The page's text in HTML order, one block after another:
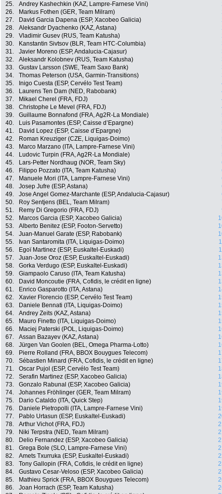
25.
Andrey Kashechkin (KAZ, Lampre-Farnese Vini)
26.
Markus Fothen (GER, Team Milram)
27.
David Garcia Dapena (ESP, Xacobeo Galicia)
28.
Aleksandr Dyachenko (KAZ, Astana)
29.
Vladimir Gusev (RUS, Team Katusha)
30.
Kanstantin Sivtsov (BLR, Team HTC-Columbia)
31.
Javier Moreno (ESP, Andalucia-Cajasur)
32.
Aleksandr Kolobnev (RUS, Team Katusha)
33.
Gustav Larsson (SWE, Team Saxo Bank)
34.
Thomas Peterson (USA, Garmin-Transitions)
35.
Inigo Cuesta (ESP, Cervélo Test Team)
36.
Laurens Ten Dam (NED, Rabobank)
37.
Mikael Cherel (FRA, FDJ)
38.
Christophe Le Mevel (FRA, FDJ)
39.
Guillaume Bonnafond (FRA, Ag2R-La Mondiale)
40.
Luis Pasamontes (ESP, Caisse d’Epargne)
41.
David Lopez (ESP, Caisse d’Epargne)
42.
Roman Kreuziger (CZE, Liquigas-Doimo)
43.
Marco Marzano (ITA, Lampre-Farnese Vini)
44.
Ludovic Turpin (FRA, Ag2R-La Mondiale)
45.
Lars-Petter Nordhaug (NOR, Team Sky)
46.
Filippo Pozzato (ITA, Team Katusha)
47.
Manuele Mori (ITA, Lampre-Farnese Vini)
48.
Josep Jufre (ESP, Astana)
49.
Jose Angel Gomez-Marchante (ESP, Andalucia-Cajasur)
50.
Roy Sentjens (BEL, Team Milram)
51.
Remy Di Gregorio (FRA, FDJ)
52.
Marcos Garcia (ESP, Xacobeo Galicia)
53.
Alberto Benitez (ESP, Footon-Servetto)
54.
Juan-Manuel Garate (ESP, Rabobank)
55.
Ivan Santaromita (ITA, Liquigas-Doimo)
56.
Egoï Martinez (ESP, Euskaltel-Euskadi)
57.
Juan-Jose Oroz (ESP, Euskaltel-Euskadi)
58.
Gorka Verdugo (ESP, Euskaltel-Euskadi)
59.
Giampaolo Caruso (ITA, Team Katusha)
60.
David Moncoutie (FRA, Cofidis, le crédit en ligne)
61.
Enrico Gasparotto (ITA, Astana)
62.
Xavier Florencio (ESP, Cervélo Test Team)
63.
Daniele Bennati (ITA, Liquigas-Doimo)
64.
Andrey Zeits (KAZ, Astana)
65.
Mauro Finetto (ITA, Liquigas-Doimo)
66.
Maciej Paterski (POL, Liquigas-Doimo)
67.
Assan Bazayev (KAZ, Astana)
68.
Jürgen Van Goolen (BEL, Omega Pharma-Lotto)
69.
Pierre Rolland (FRA, BBOX Bouygues Telecom)
70.
Sébastien Minard (FRA, Cofidis, le crédit en ligne)
71.
Oscar Pujol (ESP, Cervélo Test Team)
72.
Serafin Martinez (ESP, Xacobeo Galicia)
73.
Gonzalo Rabunal (ESP, Xacobeo Galicia)
74.
Johannes Fröhlinger (GER, Team Milram)
75.
Dario Cataldo (ITA, Quick Step)
76.
Daniele Pietropolli (ITA, Lampre-Farnese Vini)
77.
Pablo Urtasun (ESP, Euskaltel-Euskadi)
78.
Arthur Vichot (FRA, FDJ)
79.
Niki Terpstra (NED, Team Milram)
80.
Delio Fernandez (ESP, Xacobeo Galicia)
81.
Grega Bole (SLO, Lampre-Farnese Vini)
82.
Amets Txurruka (ESP, Euskaltel-Euskadi)
83.
Tony Gallopin (FRA, Cofidis, le crédit en ligne)
84.
Gustavo Cesar-Veloso (ESP, Xacobeo Galicia)
85.
Mathieu Sprick (FRA, BBOX Bouygues Telecom)
86.
Joan Horrach (ESP, Team Katusha)